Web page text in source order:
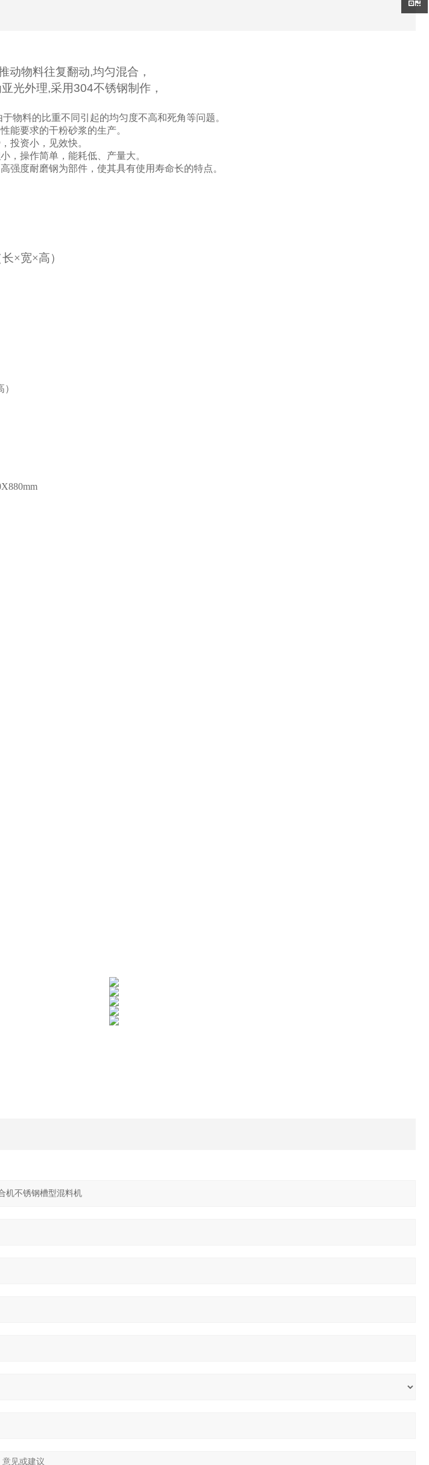
动物料往复翻动,均匀混合，
光外理,采用304不锈钢制作，
物料的比重不同引起的均匀度不高和死角等问题。
能要求的干粉砂浆的生产。
投资小，见效快。
，操作简单，能耗低、产量大。
强度耐磨钢为部件，使其具有使用寿命长的特点。
×宽×高）